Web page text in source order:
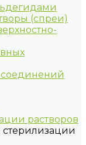
(спреи)
соединений
растворов